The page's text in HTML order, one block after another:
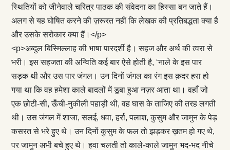
स्थितियों को जीनेवाले चरित्र पाठक की संवेदना का हिस्सा बन जाते हैं।
अलग से यह घोषित करने की ज़रूरत नहीं कि लेखक की प्रतिबद्धता क्या है
और उसके सरोकार क्या हैं।</p>
<p>अब्दुल बिस्मिल्लाह की भाषा पारदर्शी है। सहज और अर्थ की त्वरा से
भरी। इस सहजता की अन्विति कई बार ऐसे होती है, ‘नाले के इस पार
सड़क थी और उस पार जंगल। उन दिनों जंगल का रंग इस क़दर हरा हो
गया था कि वह हमेशा काले बादलों में डूबा हुआ नज़र आता था। वहाँ जो
एक छोटी-सी, ऊँची-नुकीली पहाड़ी थी, वह घास के ताजिए की तरह लगती
थी। उस जंगल में शाजा, सलई, धवा, हर्रा, पलाश, कुसुम और जामुन के पेड़
कसरत से भरे हुए थे। उन दिनों कुसुम के फल तो झड़कर ख़तम हो गए थे,
पर जामुन अभी बचे हुए थे। हवा चलती तो काले-काले जामुन भद-भद नीचे